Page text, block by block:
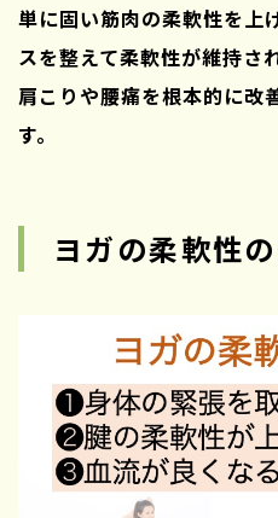
単に固い筋肉の柔軟性を上
スを整えて柔軟性が維持さ
肩こりや腰痛を根本的に改
す。
ヨガの柔軟性